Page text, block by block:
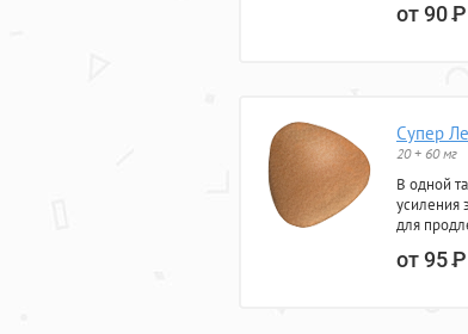
от 90Р
Супер
20 + 60 мг
В одной
усиления
для
от 95Р